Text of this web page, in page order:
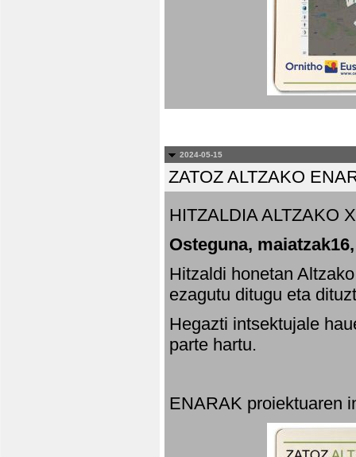
2024-05-15
ZATOZ ALTZAKO
HITZALDIA ALTZAKO
Osteguna,
Hitzaldi honetan
ezagutu ditugu eta
Hegazti intsektujale
parte hartu.
ENARAK proiektuaren